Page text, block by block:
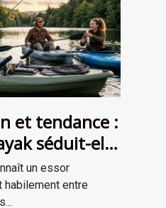
et tendance :
séduit-elle
?
un essor
habilement entre